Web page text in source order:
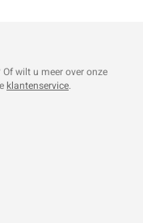
wilt u meer over onze
klantenservice.